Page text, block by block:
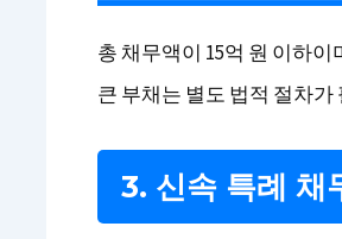
총 채무액이 15억 원 이하
큰 부채는 별도 법적 절차가
3. 신속 특례 채